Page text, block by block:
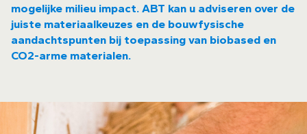
mogelijke milieu impact. ABT kan u adviseren over de
juiste materiaalkeuzes en de bouwfysische
aandachtspunten bij toepassing van biobased en
CO2-arme materialen.